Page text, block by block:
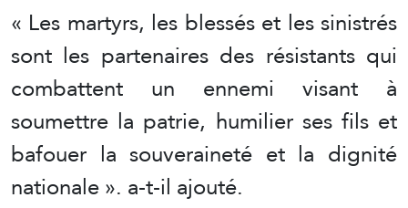
« Les martyrs, les blessés et les sinistrés
sont les partenaires des résistants qui
combattent un ennemi visant à
soumettre la patrie, humilier ses fils et
bafouer la souveraineté et la dignité
nationale ». a-t-il ajouté.